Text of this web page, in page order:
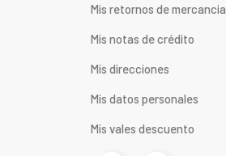
Mis retornos de mercancia
Mis notas de crédito
Mis direcciones
Mis datos personales
Mis vales descuento